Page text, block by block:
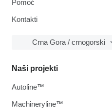
Pomoć
Kontakti
Crna Gora / crnogorski
Naši projekti
Autoline™
Machineryline™